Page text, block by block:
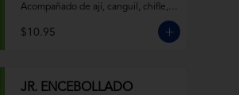
Acompañado de ají, canguil, chifle,
$10.95
JR. ENCEBOLLADO